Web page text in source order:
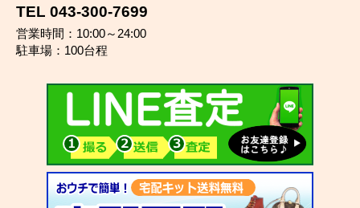
TEL 043-300-7699
営業時間：10:00～24:00
駐車場：100台程